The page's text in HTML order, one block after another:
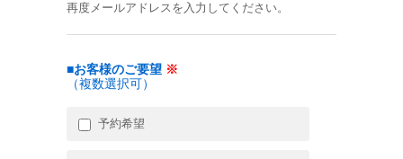
再度メールアドレスを入力してください。
■お客様のご要望 ※
（複数選択可）
予約希望